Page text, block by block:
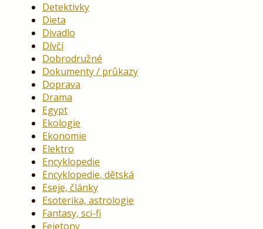
Detektivky
Dieta
Divadlo
Dívčí
Dobrodružné
Dokumenty / průkazy
Doprava
Drama
Egypt
Ekologie
Ekonomie
Elektro
Encyklopedie
Encyklopedie, dětská
Eseje, články
Esoterika, astrologie
Fantasy, sci-fi
Fejetony